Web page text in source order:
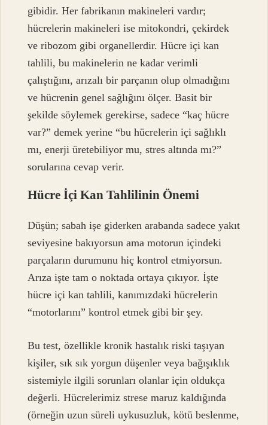
gibidir. Her fabrikanın makineleri vardır;
hücrelerin makineleri ise mitokondri, çekirdek
ve ribozom gibi organellerdir. Hücre içi kan
tahlili, bu makinelerin ne kadar verimli
çalıştığını, arızalı bir parçanın olup olmadığını
ve hücrenin genel sağlığını ölçer. Basit bir
şekilde söylemek gerekirse, sadece “kaç hücre
var?” demek yerine “bu hücrelerin içi sağlıklı
mı, enerji üretebiliyor mu, stres altında mı?”
sorularına cevap verir.
Hücre İçi Kan Tahlilinin Önemi
Düşün; sabah işe giderken arabanda sadece yakıt
seviyesine bakıyorsun ama motorun içindeki
parçaların durumunu hiç kontrol etmiyorsun.
Arıza işte tam o noktada ortaya çıkıyor. İşte
hücre içi kan tahlili, kanımızdaki hücrelerin
“motorlarını” kontrol etmek gibi bir şey.
Bu test, özellikle kronik hastalık riski taşıyan
kişiler, sık sık yorgun düşenler veya bağışıklık
sistemiyle ilgili sorunları olanlar için oldukça
değerli. Hücrelerimiz strese maruz kaldığında
(örneğin uzun süreli uykusuzluk, kötü beslenme,